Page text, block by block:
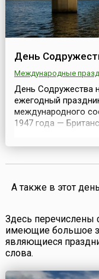
День
Международные
День Содружества
ежегодный
международного
1947 года —
Британскую
А также в этот день
Здесь перечислены
имеющие большое
являющиеся
слова.